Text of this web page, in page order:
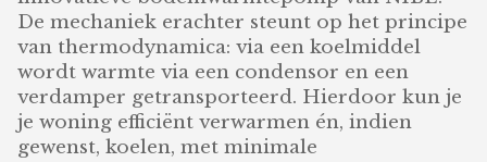
De mechaniek erachter steunt op het principe
van thermodynamica: via een koelmiddel
wordt warmte via een condensor en een
verdamper getransporteerd. Hierdoor kun je
je woning efficiënt verwarmen én, indien
gewenst, koelen, met minimale